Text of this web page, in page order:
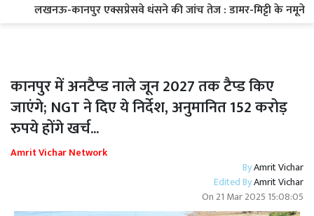
लखनऊ-कानपुर एक्सप्रेसवे धंसने की जांच तेज : डामर-मिट्टी के नमूने
कानपुर में अनटैप्ड नाले जून 2027 तक टैप्ड किए
जाएंगे; NGT ने दिए ये निर्देश, अनुमानित 152 करोड़
रुपये होंगे खर्च...
Amrit Vichar Network
ByAmrit Vichar
Edited ByAmrit Vichar
On 21 Mar 2025 15:08:05